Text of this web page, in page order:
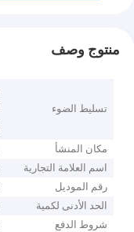
منتوج وصف
تسليط الضوء
مكان المنشأ
اسم العلامة التجارية
رقم الموديل
الحد الأدنى لكمية
شروط الدفع